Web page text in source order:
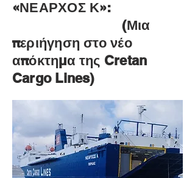
«ΝΕΑΡΧΟΣ Κ»:
(Μια
περιήγηση στο νέο
απόκτημα της Cretan
Cargo Lines)